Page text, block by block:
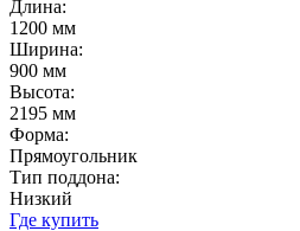
Длина:
1200 мм
Ширина:
900 мм
Высота:
2195 мм
Форма:
Прямоугольник
Тип поддона:
Низкий
Где купить